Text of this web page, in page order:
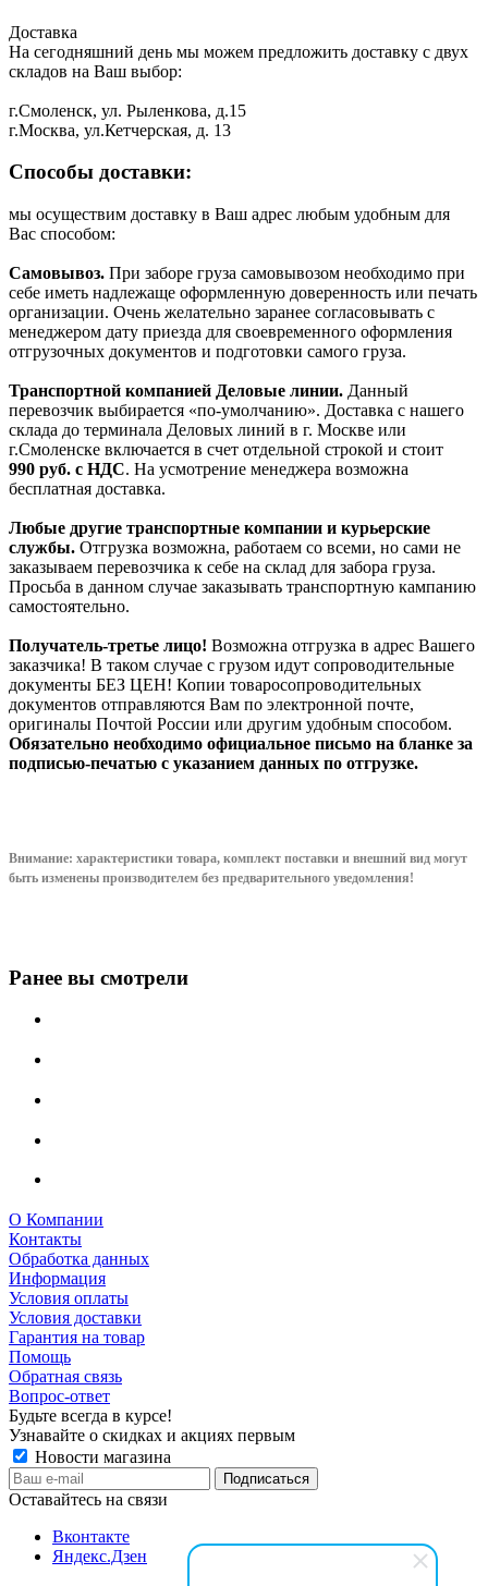
Доставка
На сегодняшний день мы можем предложить доставку с двух
складов на Ваш выбор:
г.Смоленск, ул. Рыленкова, д.15
г.Москва, ул.Кетчерская, д. 13
Способы доставки:
мы осуществим доставку в Ваш адрес любым удобным для
Вас способом:
Самовывоз. При заборе груза самовывозом необходимо при
себе иметь надлежаще оформленную доверенность или печать
организации. Очень желательно заранее согласовывать с
менеджером дату приезда для своевременного оформления
отгрузочных документов и подготовки самого груза.
Транспортной компанией Деловые линии. Данный
перевозчик выбирается «по-умолчанию». Доставка с нашего
склада до терминала Деловых линий в г. Москве или
г.Смоленске включается в счет отдельной строкой и стоит
990 руб. с НДС. На усмотрение менеджера возможна
бесплатная доставка.
Любые другие транспортные компании и курьерские
службы. Отгрузка возможна, работаем со всеми, но сами не
заказываем перевозчика к себе на склад для забора груза.
Просьба в данном случае заказывать транспортную кампанию
самостоятельно.
Получатель-третье лицо! Возможна отгрузка в адрес Вашего
заказчика! В таком случае с грузом идут сопроводительные
документы БЕЗ ЦЕН! Копии товаросопроводительных
документов отправляются Вам по электронной почте,
оригиналы Почтой России или другим удобным способом.
Обязательно необходимо официальное письмо на бланке за
подписью-печатью с указанием данных по отгрузке.
Внимание: характеристики товара, комплект поставки и внешний вид могут
быть изменены производителем без предварительного уведомления!
Ранее вы смотрели
О Компании
Контакты
Обработка данных
Информация
Условия оплаты
Условия доставки
Гарантия на товар
Помощь
Обратная связь
Вопрос-ответ
Будьте всегда в курсе!
Узнавайте о скидках и акциях первым
Новости магазина
Оставайтесь на связи
Вконтакте
Яндекс.Дзен